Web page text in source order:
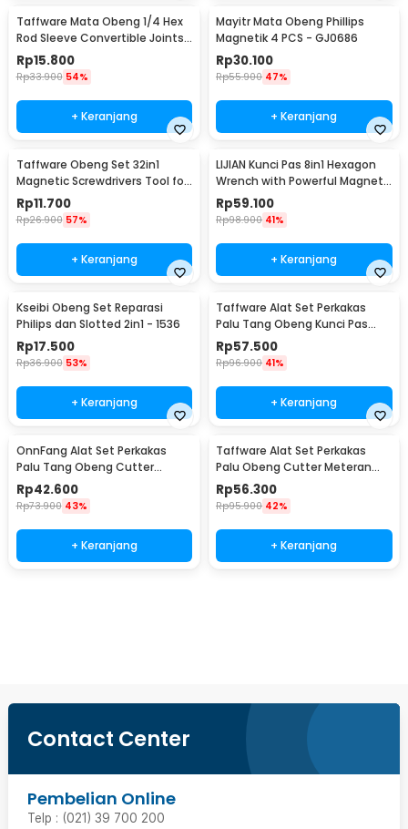
Taffware Mata Obeng 1/4 Hex
Rod Sleeve Convertible Joints
8 PCS
Rp15.800
Rp33.900 54%
+ Keranjang
Mayitr Mata Obeng Phillips
Magnetik 4 PCS - GJ0686
Rp30.100
Rp55.900 47%
+ Keranjang
Taffware Obeng Set 32in1
Magnetic Screwdrivers Tool for
Smartphone - 7089C
Rp11.700
Rp26.900 57%
+ Keranjang
LIJIAN Kunci Pas 8in1 Hexagon
Wrench with Powerful Magnet
- LJ21
Rp59.100
Rp98.900 41%
+ Keranjang
Kseibi Obeng Set Reparasi
Philips dan Slotted 2in1 - 1536
Rp17.500
Rp36.900 53%
+ Keranjang
Taffware Alat Set Perkakas
Palu Tang Obeng Kunci Pas
15in1 - YL-8016
Rp57.500
Rp96.900 41%
+ Keranjang
OnnFang Alat Set Perkakas
Palu Tang Obeng Cutter
Meteran 8in1 - YL-8009A
Rp42.600
Rp73.900 43%
+ Keranjang
Taffware Alat Set Perkakas
Palu Obeng Cutter Meteran
8in1
Rp56.300
Rp95.900 42%
+ Keranjang
Contact Center
Pembelian Online
Telp : (021) 39 700 200